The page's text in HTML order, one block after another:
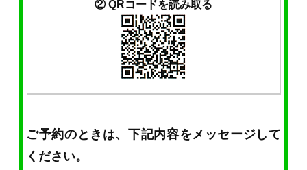
② QRコードを読み取る
ご予約のときは、下記内容をメッセージして
ください。